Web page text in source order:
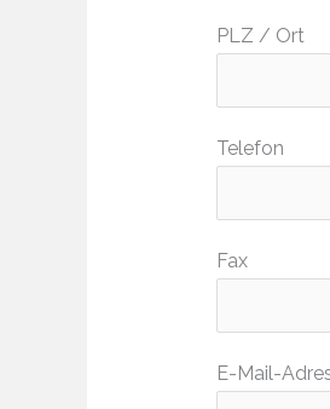
PLZ / Ort
Telefon
Fax
E-Mail-